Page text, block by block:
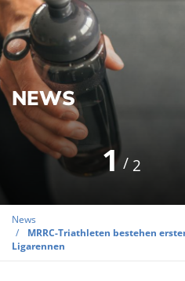
NEWS
1 2
News
MRRC-Triathleten bestehen
Ligarennen